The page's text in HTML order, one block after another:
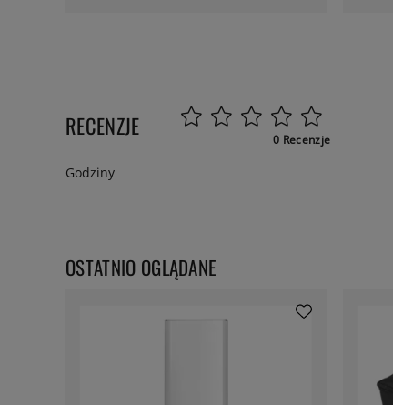
RECENZJE 0 Recenzje
Godziny
OSTATNIO OGLĄDANE